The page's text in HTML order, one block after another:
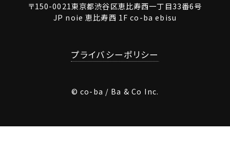
〒150-0021東京都渋谷区恵比寿西一丁目33番6号
JP noie 恵比寿西 1F co-ba ebisu
プライバシーポリシー
© co-ba / Ba & Co Inc.